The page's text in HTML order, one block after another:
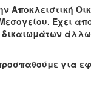
Αποκλειστική
Έχει
δικαιωμάτων
για